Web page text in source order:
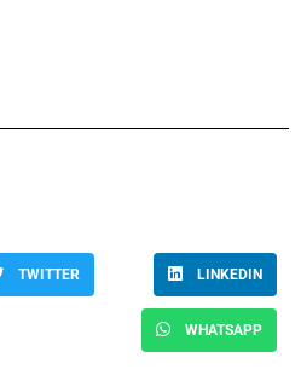
TWITTER LINKEDIN
WHATSAPP